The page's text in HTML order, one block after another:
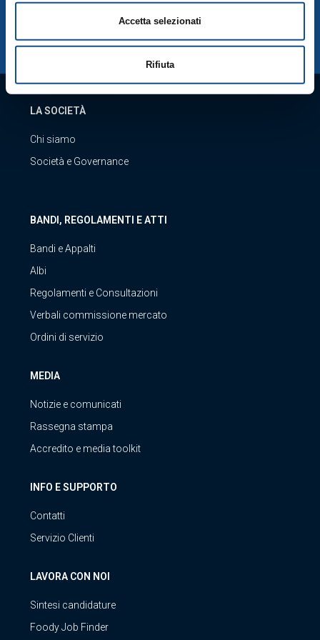
Accetta selezionati
Rifiuta
SCARICA LA NOSTRA APP
LA SOCIETÀ
Chi siamo
Società e Governance
BANDI, REGOLAMENTI E ATTI
Bandi e Appalti
Albi
Regolamenti e Consultazioni
Verbali commissione mercato
Ordini di servizio
MEDIA
Notizie e comunicati
Rassegna stampa
Accredito e media toolkit
INFO E SUPPORTO
Contatti
Servizio Clienti
LAVORA CON NOI
Sintesi candidature
Foody Job Finder